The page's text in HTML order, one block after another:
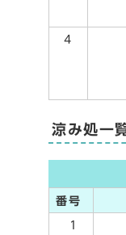
4
涼み処一
番号
1